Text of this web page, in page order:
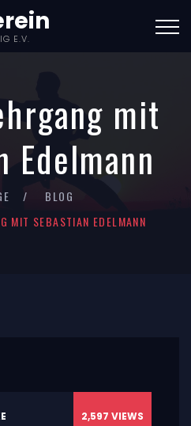
E.V.
mit
Edelmann
BLOG
MIT SEBASTIAN EDELMANN
2,597 VIEWS